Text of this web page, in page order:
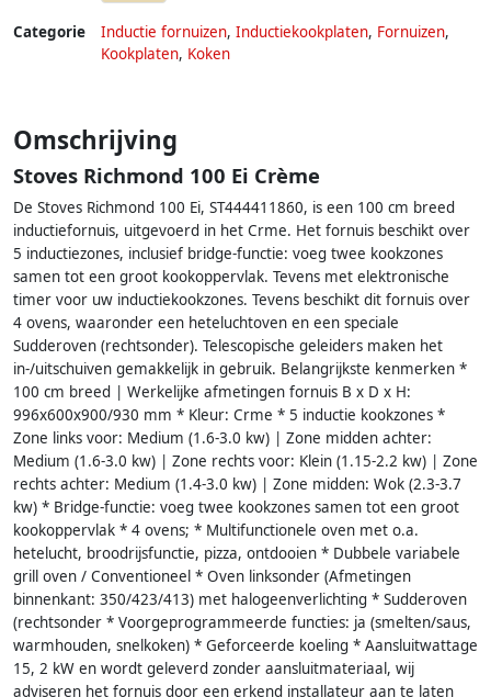
Categorie Inductie fornuizen, Inductiekookplaten, Fornuizen,
Kookplaten, Koken
Omschrijving
Stoves Richmond 100 Ei Crème
De Stoves Richmond 100 Ei, ST444411860, is een 100 cm breed
inductiefornuis, uitgevoerd in het Crme. Het fornuis beschikt over
5 inductiezones, inclusief bridge-functie: voeg twee kookzones
samen tot een groot kookoppervlak. Tevens met elektronische
timer voor uw inductiekookzones. Tevens beschikt dit fornuis over
4 ovens, waaronder een heteluchtoven en een speciale
Sudderoven (rechtsonder). Telescopische geleiders maken het
in-/uitschuiven gemakkelijk in gebruik. Belangrijkste kenmerken *
100 cm breed | Werkelijke afmetingen fornuis B x D x H:
996x600x900/930 mm * Kleur: Crme * 5 inductie kookzones *
Zone links voor: Medium (1.6-3.0 kw) | Zone midden achter:
Medium (1.6-3.0 kw) | Zone rechts voor: Klein (1.15-2.2 kw) | Zone
rechts achter: Medium (1.4-3.0 kw) | Zone midden: Wok (2.3-3.7
kw) * Bridge-functie: voeg twee kookzones samen tot een groot
kookoppervlak * 4 ovens; * Multifunctionele oven met o.a.
hetelucht, broodrijsfunctie, pizza, ontdooien * Dubbele variabele
grill oven / Conventioneel * Oven linksonder (Afmetingen
binnenkant: 350/423/413) met halogeenverlichting * Sudderoven
(rechtsonder * Voorgeprogrammeerde functies: ja (smelten/saus,
warmhouden, snelkoken) * Geforceerde koeling * Aansluitwattage
15, 2 kW en wordt geleverd zonder aansluitmateriaal, wij
adviseren het fornuis door een erkend installateur aan te laten